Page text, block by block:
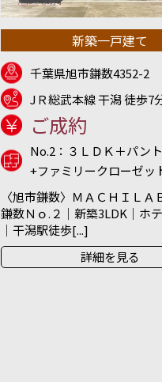
新築一戸建て
千葉県旭市鎌数4352-2
JＲ総武本線 干潟 徒歩7
ご成約
No.2：３ＬＤＫ＋パン
+ファミリークローゼッ
〈旭市鎌数〉ＭＡＣＨＩＬＡ
鎌数Ｎｏ.２｜新築3LDK｜ホ
｜干潟駅徒歩[...]
詳細を見る